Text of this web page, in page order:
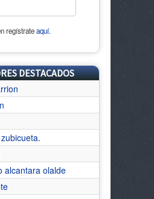
regístrateaquí.
DESTACADOS
alcantara olalde